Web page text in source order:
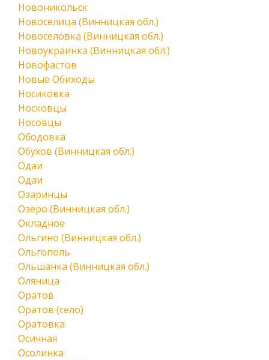
Новоникольск
Новоселица (Винницкая обл.)
Новоселовка (Винницкая обл.)
Новоукраинка (Винницкая обл.)
Новофастов
Новые Обиходы
Носиковка
Носковцы
Носовцы
Ободовка
Обухов (Винницкая обл.)
Одаи
Одаи
Озаринцы
Озеро (Винницкая обл.)
Окладное
Ольгино (Винницкая обл.)
Ольгополь
Ольшанка (Винницкая обл.)
Оляница
Оратов
Оратов (село)
Оратовка
Осичная
Осолинка